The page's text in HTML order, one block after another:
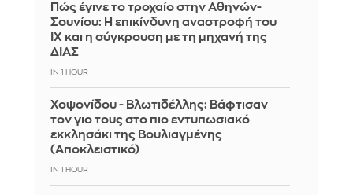
Πώς έγινε το τροχαίο στην Αθηνών-
Σουνίου: Η επικίνδυνη αναστροφή του
ΙΧ και η σύγκρουση με τη μηχανή της
ΔΙΑΣ
IN 1 HOUR
Χοψονίδου - Βλωτιδέλλης: Βάφτισαν
τον γιο τους στο πιο εντυπωσιακό
εκκλησάκι της Βουλιαγμένης
(Αποκλειστικό)
IN 1 HOUR